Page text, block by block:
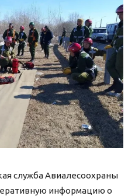
служба Авиалесоохраны
информацию о